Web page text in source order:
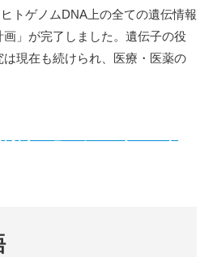
トゲノムDNA上の全ての遺伝情報
」が完了しました。遺伝子の役
現在も続けられ、医療・医薬の